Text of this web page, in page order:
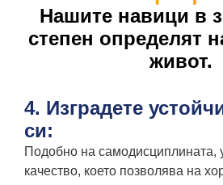
Нашите навици в
степен определят
живот.
4. Изградете
си:
Подобно на самодисциплината,
качество, което позволява на